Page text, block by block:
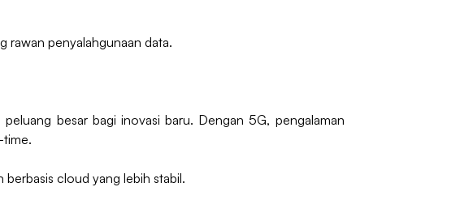
rawan penyalahgunaan data.
besar bagi inovasi baru. Dengan 5G, pengalaman
time.
cloud yang lebih stabil.